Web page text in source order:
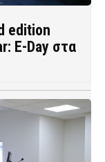
edition
E-Day στα